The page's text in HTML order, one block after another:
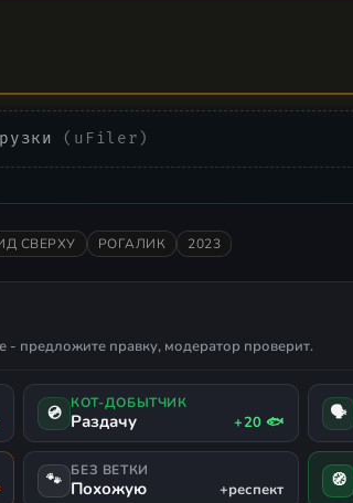
(uFiler)
СВЕРХУ РОГАЛИК 2023
- предложите правку, модератор проверит.
💿 КОТ-ДОБЫТЧИК
Раздачу +20 🐟 🗣
🐾 БЕЗ ВЕТКИ
Похожую +респект 🧭